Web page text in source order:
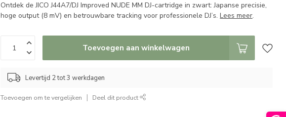
Ontdek de JICO J44A7/DJ Improved NUDE MM DJ-cartridge in zwart: Japanse precisie,
hoge output (8 mV) en betrouwbare tracking voor professionele DJ’s.Lees meer.
Toevoegen aan winkelwagen
Levertijd 2 tot 3 werkdagen
Toevoegen om te vergelijken Deel dit product